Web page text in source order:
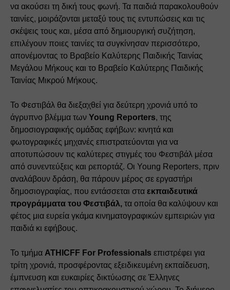
να ακούσει τη δική τους φωνή. Τα παιδιά παρακολουθούν
ταινίες, μοιράζονται μεταξύ τους τις εντυπώσεις και τις
σκέψεις τους και, μέσα από δημιουργική συζήτηση,
επιλέγουν ποιες ταινίες τα συγκίνησαν περισσότερο,
απονέμοντας το Βραβείο Καλύτερης Παιδικής Ταινίας
Μεγάλου Μήκους και το Βραβείο Καλύτερης Παιδικής
Ταινίας Μικρού Μήκους.
Το Φεστιβάλ θα διεξαχθεί για δεύτερη χρονιά υπό το
άγρυπνο βλέμμα των Young Reporters, της
δημοσιογραφικής ομάδας εφήβων: κινητά και
φωτογραφικές μηχανές επιστρατεύονται για να
αποτυπώσουν τις καλύτερες στιγμές του Φεστιβάλ μέσα
από συνεντεύξεις και ρεπορτάζ. Οι Young Reporters, πριν
αναλάβουν δράση, θα πάρουν μέρος σε εργαστήρι
δημοσιογραφίας, που εντάσσεται στα εκπαιδευτικά
προγράμματα του Φεστιβάλ, τα οποία θα καλύψουν και
φέτος μια ευρεία γκάμα κινηματογραφικών εμπειριών για
παιδιά κι εφήβους.
Το τμήμα ATHICFF For Professionals επιστρέφει για
τρίτη χρονιά, προσφέροντας εξειδικευμένη εκπαίδευση,
έμπνευση και ευκαιρίες δικτύωσης σε Έλληνες